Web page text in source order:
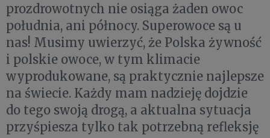
prozdrowotnych nie osiąga żaden owoc
południa, ani północy. Superowoce są u
nas! Musimy uwierzyć, że Polska żywność
i polskie owoce, w tym klimacie
wyprodukowane, są praktycznie najlepsze
na świecie. Każdy mam nadzieję dojdzie
do tego swoją drogą, a aktualna sytuacja
przyśpiesza tylko tak potrzebną refleksję